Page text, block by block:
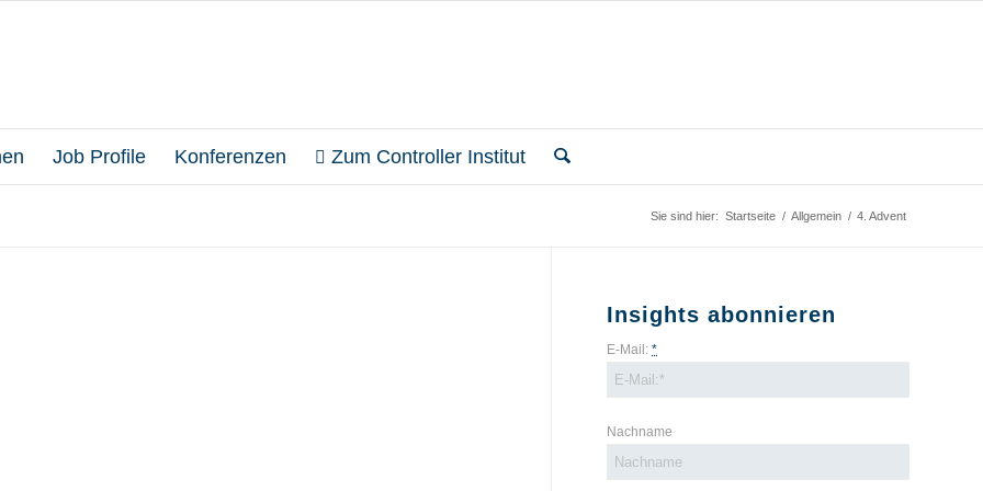
Job Profile Konferenzen Zum Controller Institut
Sie sind hier: Startseite / Allgemein / 4. Advent
Insights abonnieren
E-Mail:*
Nachname